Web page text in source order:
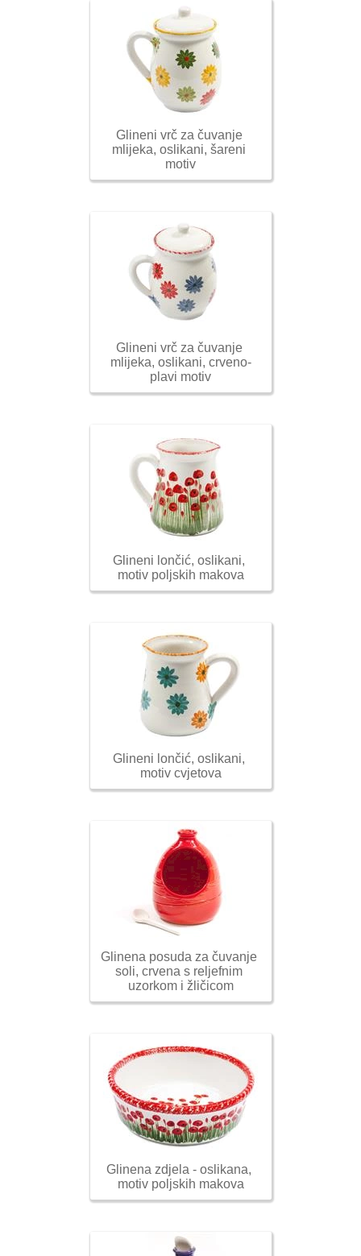
Glineni vrč za čuvanje
mlijeka, oslikani, šareni
motiv
Glineni vrč za čuvanje
mlijeka, oslikani, crveno-
plavi motiv
Glineni lončić, oslikani,
motiv poljskih makova
Glineni lončić, oslikani,
motiv cvjetova
Glinena posuda za čuvanje
soli, crvena s reljefnim
uzorkom i žličicom
Glinena zdjela - oslikana,
motiv poljskih makova